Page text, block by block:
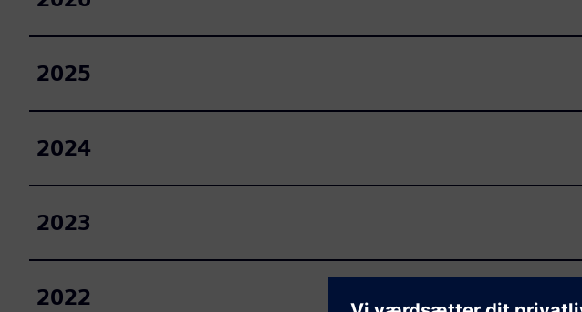
2025
2024
2023
2022